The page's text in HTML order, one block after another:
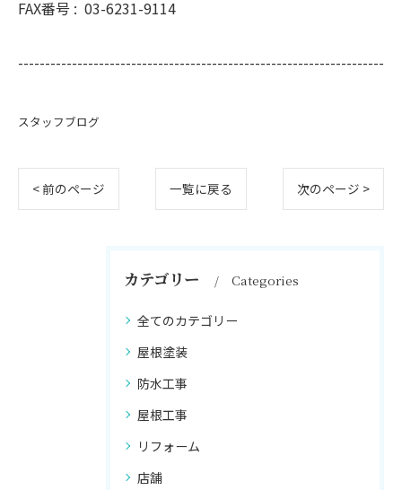
FAX番号 : 03-6231-9114
--------------------------------------------------------------------
スタッフブログ
< 前のページ 一覧に戻る 次のページ >
カテゴリー Categories
全てのカテゴリー
屋根塗装
防水工事
屋根工事
リフォーム
店舗